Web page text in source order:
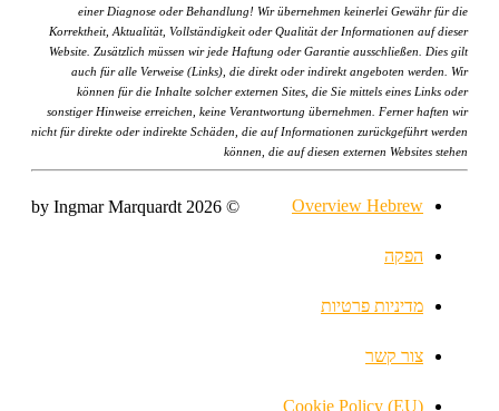
einer Diagnose oder Behandlung! Wir übernehmen keinerlei Gewähr für die
Korrektheit, Aktualität, Vollständigkeit oder Qualität der Informationen auf dieser
Website. Zusätzlich müssen wir jede Haftung oder Garantie ausschließen. Dies gilt
auch für alle Verweise (Links), die direkt oder indirekt angeboten werden. Wir
können für die Inhalte solcher externen Sites, die Sie mittels eines Links oder
sonstiger Hinweise erreichen, keine Verantwortung übernehmen. Ferner haften wir
nicht für direkte oder indirekte Schäden, die auf Informationen zurückgeführt werden
können, die auf diesen externen Websites stehen
© 2026 by Ingmar Marquardt Overview Hebrew
הפקה
מדיניות פרטיות
צור קשר
Cookie Policy (EU)